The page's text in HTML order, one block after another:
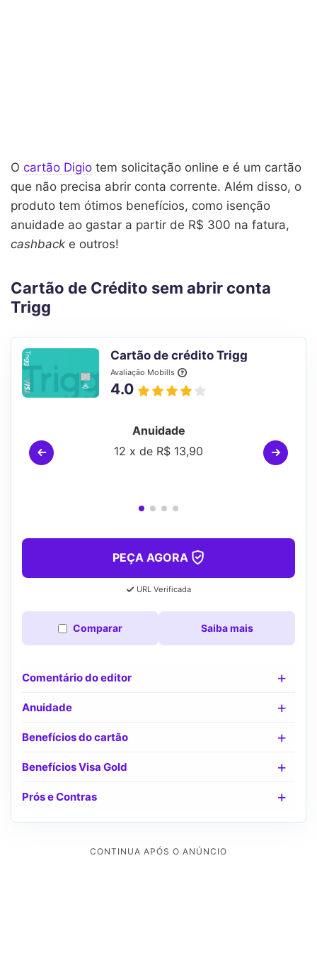
O cartão Digio tem solicitação online e é um cartão
que não precisa abrir conta corrente. Além disso, o
produto tem ótimos benefícios, como isenção
anuidade ao gastar a partir de R$ 300 na fatura,
cashback e outros!
Cartão de Crédito sem abrir conta
Trigg
Cartão de crédito Trigg
Avaliação Mobills
4.0
Anuidade
12 x de R$ 13,90
PEÇA AGORA
URL Verificada
Comparar Saiba mais
Comentário do editor
Anuidade
Benefícios do cartão
Benefícios Visa Gold
Prós e Contras